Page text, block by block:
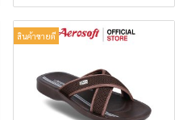
สินค้าขายดี